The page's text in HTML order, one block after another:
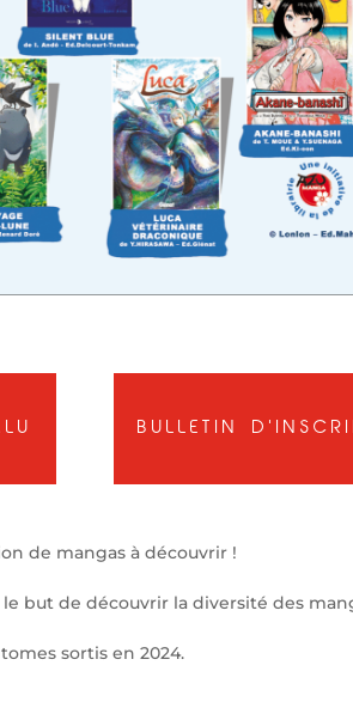
BULLETIN
de mangas à découvrir !
but de découvrir la diversité des
sortis en 2024.